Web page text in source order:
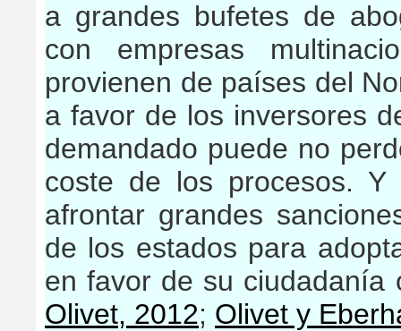
a grandes bufetes de
con empresas
provienen de países del
a favor de los inversores
demandado puede no
coste de los procesos.
afrontar grandes
de los estados para
en favor de su ciudadanía
Olivet, 2012; Olivet y